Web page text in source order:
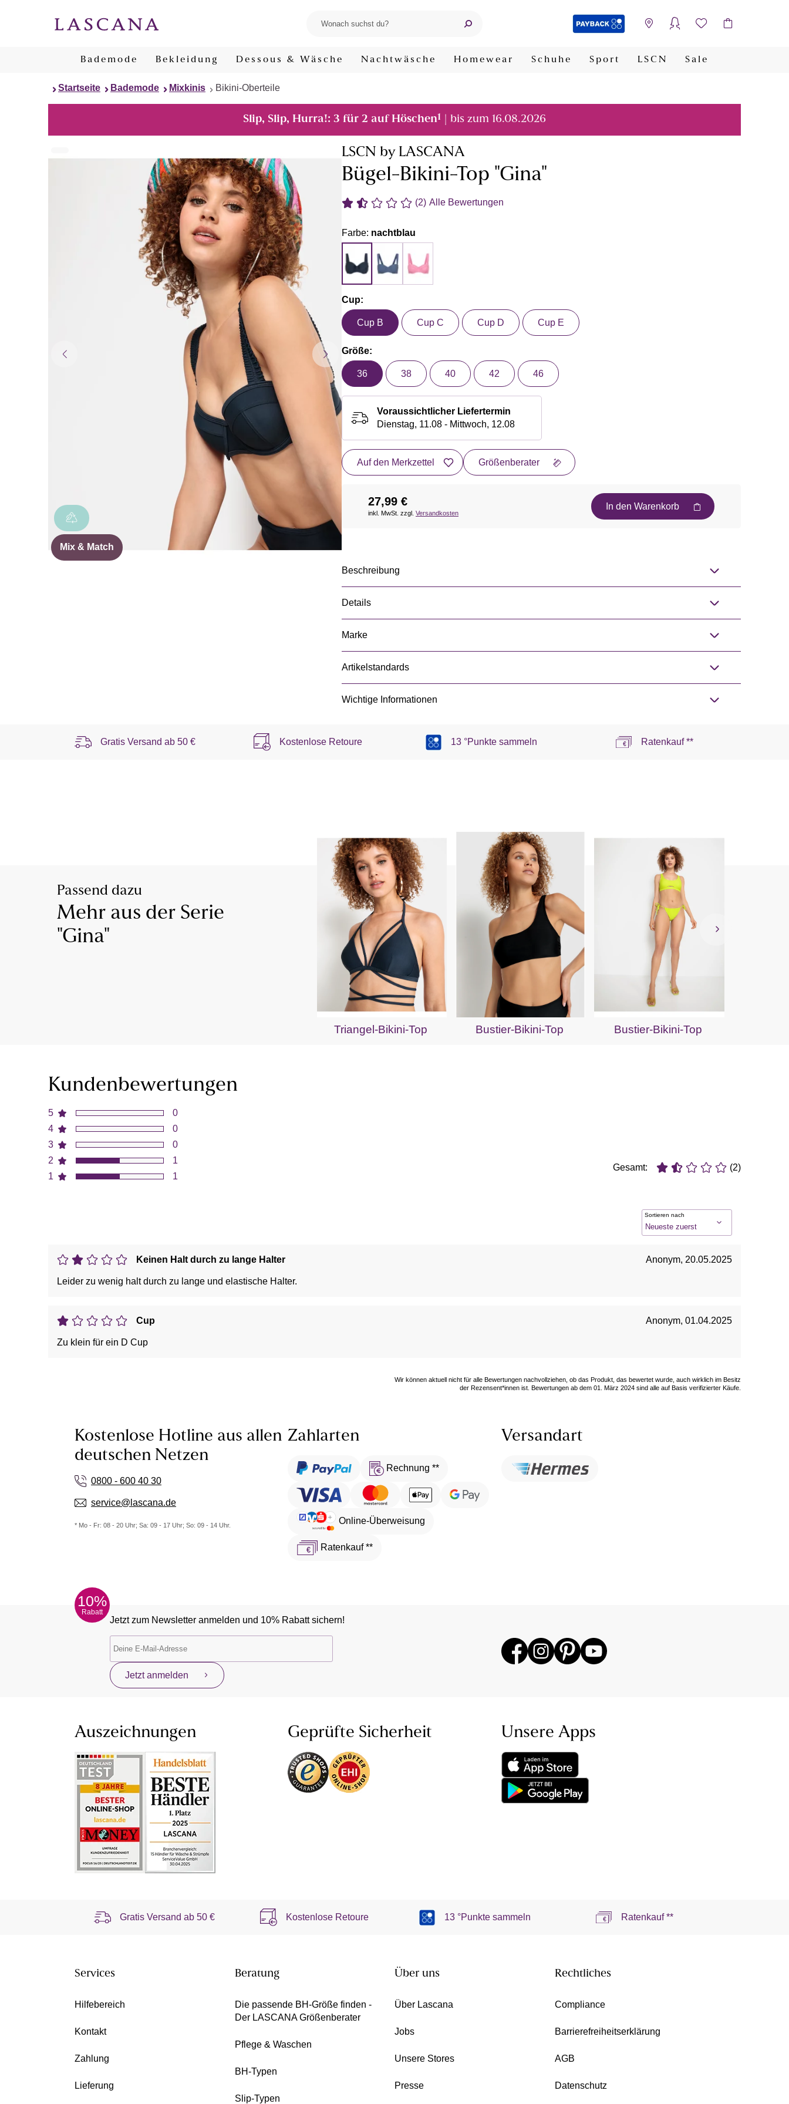
Bademode Bekleidung Dessous & Wäsche Nachtwäsche Homewear Schuhe Sport LSCN Sale
Startseite Bademode Mixkinis Bikini-Oberteile
Slip, Slip, Hurra!: 3 für 2 auf Höschen1 | bis zum 16.08.2026
Mix & Match
LSCN by LASCANA
Bügel-Bikini-Top "Gina"
(2) Alle Bewertungen
Farbe: nachtblau
Cup:
Cup B Cup C Cup D Cup E
Größe:
36 38 40 42 46
Voraussichtlicher Liefertermin
Dienstag, 11.08 - Mittwoch, 12.08
Auf den Merkzettel Größenberater
27,99 €
inkl. MwSt. zzgl. Versandkosten
In den Warenkorb
Beschreibung
Details
Marke
Artikelstandards
Wichtige Informationen
Gratis Versand ab 50 € Kostenlose Retoure 13 °Punkte sammeln Ratenkauf **
Passend dazu
Mehr aus der Serie
"Gina"
Triangel-Bikini-Top Bustier-Bikini-Top Bustier-Bikini-Top
Kundenbewertungen
5
4
3
2
1
0
0
0
1
1
Gesamt: (2)
Sortieren nach
Keinen Halt durch zu lange Halter Anonym, 20.05.2025
Leider zu wenig halt durch zu lange und elastische Halter.
Cup Anonym, 01.04.2025
Zu klein für ein D Cup
Wir können aktuell nicht für alle Bewertungen nachvollziehen, ob das Produkt, das bewertet wurde, auch wirklich im Besitz
der Rezensent*innen ist. Bewertungen ab dem 01. März 2024 sind alle auf Basis verifizierter Käufe.
Kostenlose Hotline aus allen
deutschen Netzen
0800 - 600 40 30
service@lascana.de
* Mo - Fr: 08 - 20 Uhr; Sa: 09 - 17 Uhr; So: 09 - 14 Uhr.
Zahlarten
Rechnung **
Online-Überweisung
Ratenkauf **
Versandart
10%
Rabatt
Jetzt zum Newsletter anmelden und 10% Rabatt sichern!
Jetzt anmelden
Auszeichnungen Geprüfte Sicherheit Unsere Apps
Gratis Versand ab50 € Kostenlose Retoure 13 °Punkte sammeln Ratenkauf **
Services
Hilfebereich
Kontakt
Zahlung
Lieferung
Beratung
Die passende BH-Größe finden -
Der LASCANA Größenberater
Pflege & Waschen
BH-Typen
Slip-Typen
Über uns
Über Lascana
Jobs
Unsere Stores
Presse
Rechtliches
Compliance
Barrierefreiheitserklärung
AGB
Datenschutz